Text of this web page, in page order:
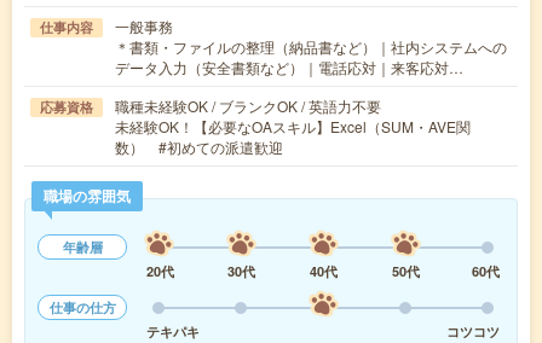
仕事内容
一般事務
＊書類・ファイルの整理（納品書など）｜社内システムへの
データ入力（安全書類など）｜電話応対｜来客応対…
応募資格
職種未経験OK / ブランクOK / 英語力不要
未経験OK！【必要なOAスキル】Excel（SUM・AVE関
数） #初めての派遣歓迎
職場の雰囲気
年齢層
20代
30代 40代 50代
60代
仕事の仕方
テキパキ
コツコツ